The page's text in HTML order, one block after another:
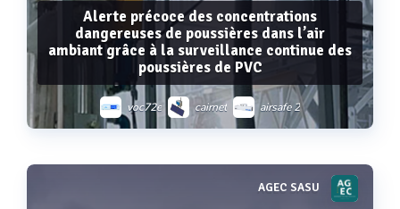
Alerte précoce des concentrations
dangereuses de poussières dans l’air
ambiant grâce à la surveillance continue des
poussières de PVC
voc72e cairnet airsafe 2
AGEC SASU